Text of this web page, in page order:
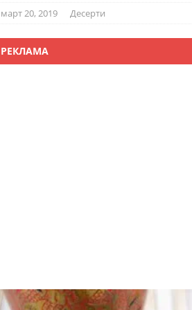
март 20, 2019 Десерти
РЕКЛАМА